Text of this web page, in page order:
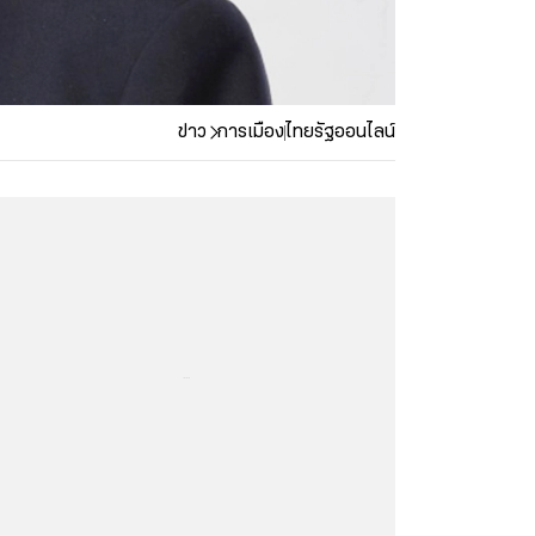
ข่าว การเมืองไทยรัฐออนไลน์